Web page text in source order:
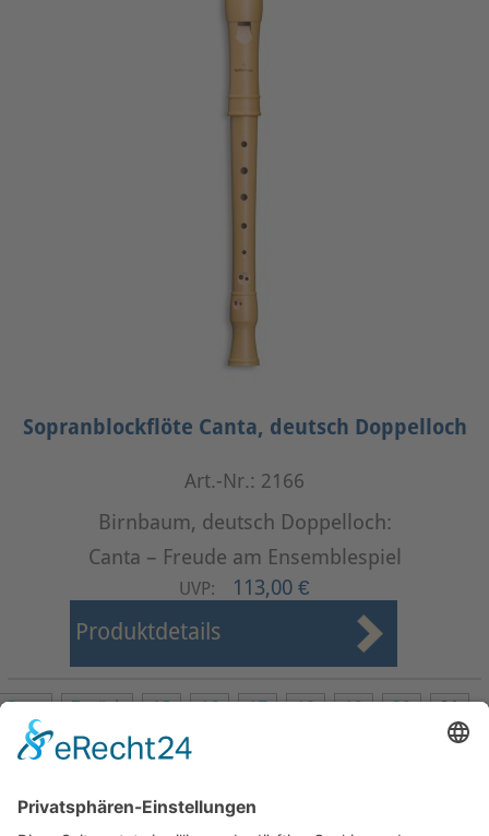
Sopranblockflöte Canta, deutsch Doppelloch
Art.-Nr.: 2166
Birnbaum, deutsch Doppelloch:
Canta – Freude am Ensemblespiel
UVP: 113,00 €
Produktdetails
Start Zurück 15 16 17 18 19 20
21
Seite 21 von 24